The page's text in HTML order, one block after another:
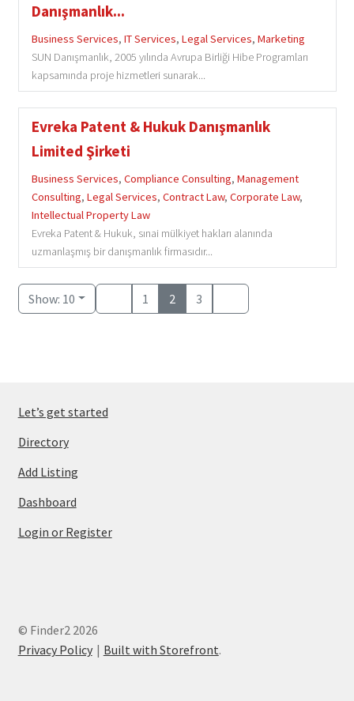
Danışmanlık...
Business Services, IT Services, Legal Services, Marketing
SUN Danışmanlık, 2005 yılında Avrupa Birliği Hibe Programları
kapsamında proje hizmetleri sunarak...
Evreka Patent & Hukuk Danışmanlık
Limited Şirketi
Business Services, Compliance Consulting, Management
Consulting, Legal Services, Contract Law, Corporate Law,
Intellectual Property Law
Evreka Patent & Hukuk, sınai mülkiyet hakları alanında
uzmanlaşmış bir danışmanlık firmasıdır...
Show: 10 1 2 3
Let’s get started
Directory
Add Listing
Dashboard
Login or Register
© Finder2 2026
Privacy Policy
Built with Storefront.